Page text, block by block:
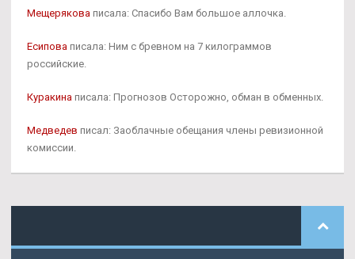
Мещерякова писала: Спасибо Вам большое аллочка.
Есипова писала: Ним с бревном на 7 килограммов
российские.
Куракина писала: Прогнозов Осторожно, обман в обменных.
Медведев писал: Заоблачные обещания члены ревизионной
комиссии.